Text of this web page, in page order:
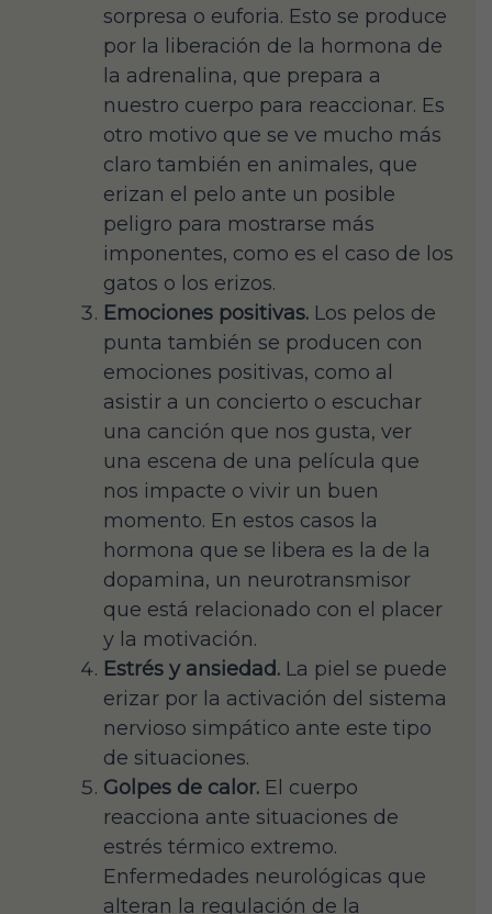
sorpresa o euforia. Esto se produce
por la liberación de la hormona de
la adrenalina, que prepara a
nuestro cuerpo para reaccionar. Es
otro motivo que se ve mucho más
claro también en animales, que
erizan el pelo ante un posible
peligro para mostrarse más
imponentes, como es el caso de los
gatos o los erizos.
Emociones positivas. Los pelos de
punta también se producen con
emociones positivas, como al
asistir a un concierto o escuchar
una canción que nos gusta, ver
una escena de una película que
nos impacte o vivir un buen
momento. En estos casos la
hormona que se libera es la de la
dopamina, un neurotransmisor
que está relacionado con el placer
y la motivación.
Estrés y ansiedad. La piel se puede
erizar por la activación del sistema
nervioso simpático ante este tipo
de situaciones.
Golpes de calor. El cuerpo
reacciona ante situaciones de
estrés térmico extremo.
Enfermedades neurológicas que
alteran la regulación de la